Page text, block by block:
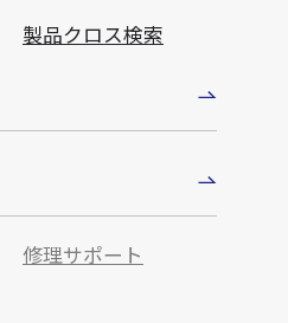
製品クロス検索
修理サポート